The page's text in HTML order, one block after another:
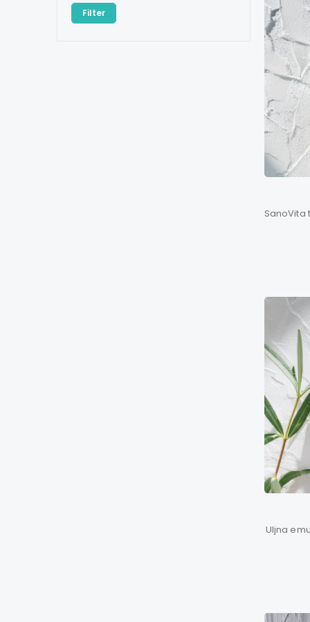
Uljna
Filter